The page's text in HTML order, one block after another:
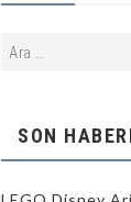
SON